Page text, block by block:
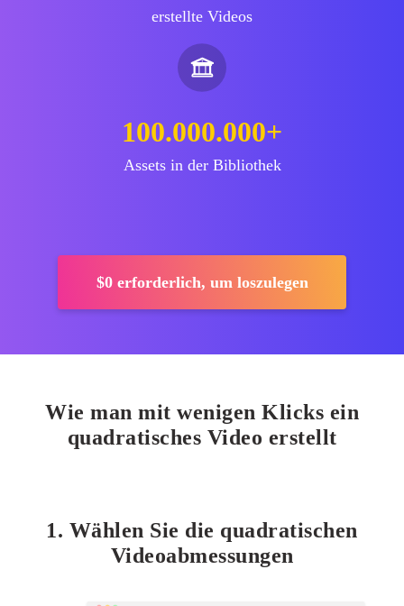
erstellte Videos
100.000.000+
Assets in der Bibliothek
$0erforderlich, um loszulegen
Wie man mit wenigen Klicks ein
quadratisches Video erstellt
1. Wählen Sie die quadratischen
Videoabmessungen